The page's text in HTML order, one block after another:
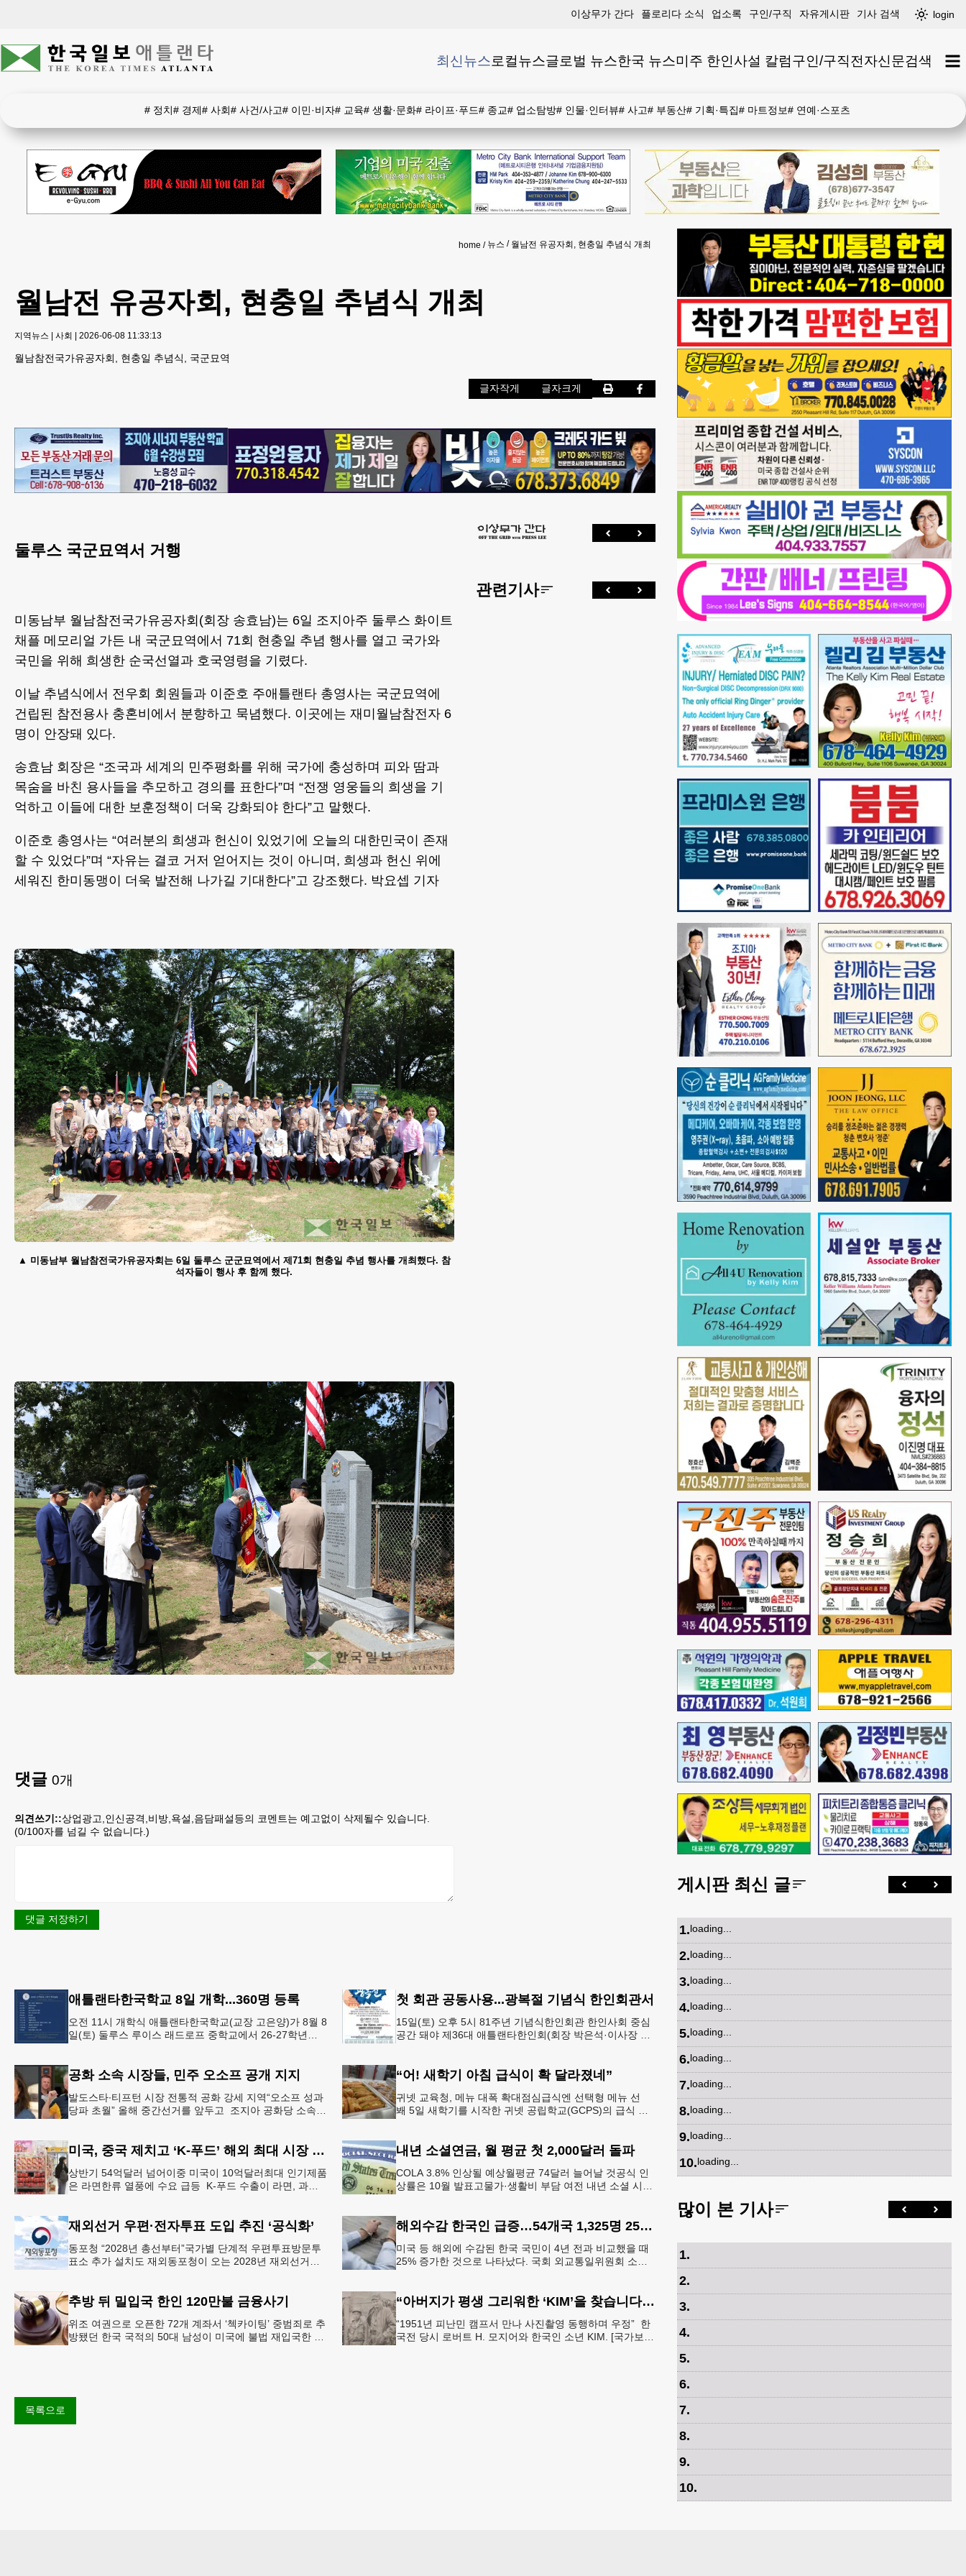
이상무가 간다 플로리다 소식 업소록 구인/구직 자유게시판 기사 검색 login
최신뉴스로컬뉴스글로벌 뉴스한국 뉴스미주 한인사설 칼럼구인/구직전자신문검색
# 정치# 경제# 사회# 사건/사고# 이민·비자# 교육# 생활·문화# 라이프·푸드# 종교# 업소탐방# 인물·인터뷰# 사고# 부동산# 기획·특집# 마트정보# 연예·스포츠
home 뉴스 월남전 유공자회, 현충일 추념식 개최
월남전 유공자회, 현충일 추념식 개최
지역뉴스 | 사회 | 2026-06-08 11:33:13
월남참전국가유공자회, 현충일 추념식, 국군묘역
글자작게 글자크게
둘루스 국군묘역서 거행
미동남부 월남참전국가유공자회(회장 송효남)는 6일 조지아주 둘루스 화이트
채플 메모리얼 가든 내 국군묘역에서 71회 현충일 추념 행사를 열고 국가와
국민을 위해 희생한 순국선열과 호국영령을 기렸다.
이날 추념식에서 전우회 회원들과 이준호 주애틀랜타 총영사는 국군묘역에
건립된 참전용사 충혼비에서 분향하고 묵념했다. 이곳에는 재미월남참전자 6
명이 안장돼 있다.
송효남 회장은 “조국과 세계의 민주평화를 위해 국가에 충성하며 피와 땀과
목숨을 바친 용사들을 추모하고 경의를 표한다”며 “전쟁 영웅들의 희생을 기
억하고 이들에 대한 보훈정책이 더욱 강화되야 한다”고 말했다.
이준호 총영사는 “여러분의 희생과 헌신이 있었기에 오늘의 대한민국이 존재
할 수 있었다”며 “자유는 결코 거저 얻어지는 것이 아니며, 희생과 헌신 위에
세워진 한미동맹이 더욱 발전해 나가길 기대한다”고 강조했다. 박요셉 기자
미동남부 월남참전국가유공자회는 6일 둘루스 군군묘역에서 제71회 현충일 추념 행사를 개최했다. 참
석자들이 행사 후 함께 했다.
댓글 0개
의견쓰기::상업광고,인신공격,비방,욕설,음담패설등의 코멘트는 예고없이 삭제될수 있습니다.
(0/100자를 넘길 수 없습니다.)
댓글 저장하기
관련기사
애틀랜타한국학교 8일 개학...360명 등록
오전 11시 개학식 애틀랜타한국학교(교장 고은양)가 8월 8
일(토) 둘루스 루이스 래드로프 중학교에서 26-27학년도
첫 회관 공동사용...광복절 기념식 한인회관서
15일(토) 오후 5시 81주년 기념식한인회관 한인사회 중심
공간 돼야 제36대 애틀랜타한인회(회장 박은석·이사장 강
공화 소속 시장들, 민주 오소프 공개 지지
발도스타∙티프턴 시장 전통적 공화 강세 지역“오소프 성과
당파 초월” 올해 중간선거를 앞두고 조지아 공화당 소속
“어! 새학기 아침 급식이 확 달라졌네”
귀넷 교육청, 메뉴 대폭 확대점심급식엔 선택형 메뉴 선
봬 5일 새학기를 시작한 귀넷 공립학교(GCPS)의 급식 메
미국, 중국 제치고 ‘K-푸드’ 해외 최대 시장 부상
상반기 54억달러 넘어이중 미국이 10억달러최대 인기제품
은 라면한류 열풍에 수요 급등 K-푸드 수출이 라면, 과자,
내년 소셜연금, 월 평균 첫 2,000달러 돌파
COLA 3.8% 인상될 예상월평균 74달러 늘어날 것공식 인
상률은 10월 발표고물가·생활비 부담 여전 내년 소셜 시큐
재외선거 우편·전자투표 도입 추진 ‘공식화’
동포청 “2028년 총선부터”국가별 단계적 우편투표방문투
표소 추가 설치도 재외동포청이 오는 2028년 재외선거부
해외수감 한국인 급증…54개국 1,325명 25%↑
미국 등 해외에 수감된 한국 국민이 4년 전과 비교했을 때
25% 증가한 것으로 나타났다. 국회 외교통일위원회 소속
추방 뒤 밀입국 한인 120만불 금융사기
위조 여권으로 오픈한 72개 계좌서 ‘첵카이팅’ 중범죄로 추
방됐던 한국 국적의 50대 남성이 미국에 불법 재입국한 뒤
“아버지가 평생 그리워한 ‘KIM’을 찾습니다” 한국전 종군기자의 ‘마지막 소원’
“1951년 피난민 캠프서 만나 사진촬영 동행하며 우정” 한
국전 당시 로버트 H. 모지어와 한국인 소년 KIM. [국가보훈
목록으로
게시판 최신 글
1.loading...
2.loading...
3.loading...
4.loading...
5.loading...
6.loading...
7.loading...
8.loading...
9.loading...
10.loading...
많이 본 기사
1.
2.
3.
4.
5.
6.
7.
8.
9.
10.